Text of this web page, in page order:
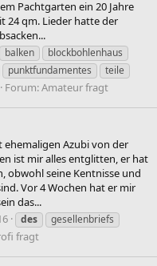
Pachtgarten ein 20 Jahre
24 qm. Lieder hatte der
balken
blockbohlenhaus
punktfundamentes
teile
Forum:Amateur fragt
Azubi von der
ist mir alles entglitten, er hat
obwohl seine Kentnisse und
Vor 4 Wochen hat er mir
das...
des
gesellenbriefs
fragt